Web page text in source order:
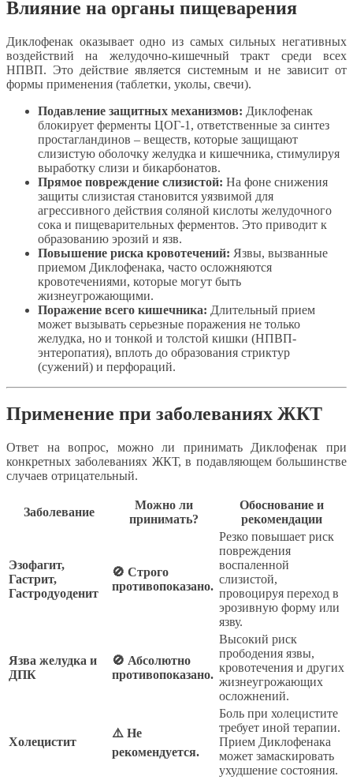
Влияние на органы пищеварения
Диклофенак оказывает одно из самых сильных негативных
воздействий на желудочно-кишечный тракт среди всех
НПВП. Это действие является системным и не зависит от
формы применения (таблетки, уколы, свечи).
Подавление защитных механизмов: Диклофенак
блокирует ферменты ЦОГ-1, ответственные за синтез
простагландинов – веществ, которые защищают
слизистую оболочку желудка и кишечника, стимулируя
выработку слизи и бикарбонатов.
Прямое повреждение слизистой: На фоне снижения
защиты слизистая становится уязвимой для
агрессивного действия соляной кислоты желудочного
сока и пищеварительных ферментов. Это приводит к
образованию эрозий и язв.
Повышение риска кровотечений: Язвы, вызванные
приемом Диклофенака, часто осложняются
кровотечениями, которые могут быть
жизнеугрожающими.
Поражение всего кишечника: Длительный прием
может вызывать серьезные поражения не только
желудка, но и тонкой и толстой кишки (НПВП-
энтеропатия), вплоть до образования стриктур
(сужений) и перфораций.
Применение при заболеваниях ЖКТ
Ответ на вопрос, можно ли принимать Диклофенак при
конкретных заболеваниях ЖКТ, в подавляющем большинстве
случаев отрицательный.
Заболевание
Можно ли
принимать?
Обоснование и
рекомендации
Эзофагит,
Гастрит,
Гастродуоденит
🚫 Строго
противопоказано.
Резко повышает риск
повреждения
воспаленной
слизистой,
провоцируя переход в
эрозивную форму или
язву.
Язва желудка и
ДПК
🚫 Абсолютно
противопоказано.
Высокий риск
прободения язвы,
кровотечения и других
жизнеугрожающих
осложнений.
Холецистит
⚠️ Не
рекомендуется.
Боль при холецистите
требует иной терапии.
Прием Диклофенака
может замаскировать
ухудшение состояния.